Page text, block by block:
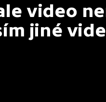
video
jiné